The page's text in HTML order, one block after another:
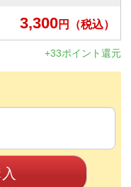
3,300円 （税込）
+33ポイント還元